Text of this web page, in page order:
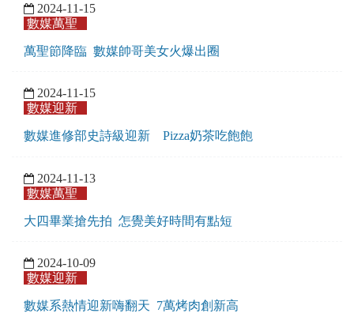
2024-11-15
數媒萬聖
萬聖節降臨 數媒帥哥美女火爆出圈
2024-11-15
數媒迎新
數媒進修部史詩級迎新 Pizza奶茶吃飽飽
2024-11-13
數媒萬聖
大四畢業搶先拍 怎覺美好時間有點短
2024-10-09
數媒迎新
數媒系熱情迎新嗨翻天 7萬烤肉創新高